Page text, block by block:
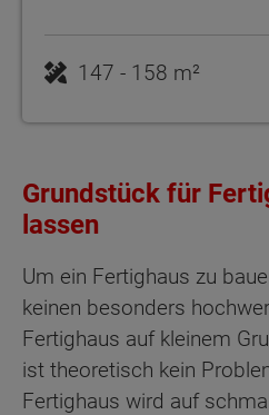
Grundstück für
lassen
Um ein Fertighaus zu
keinen besonders
Fertighaus auf kleinem
ist theoretisch kein
Fertighaus wird auf